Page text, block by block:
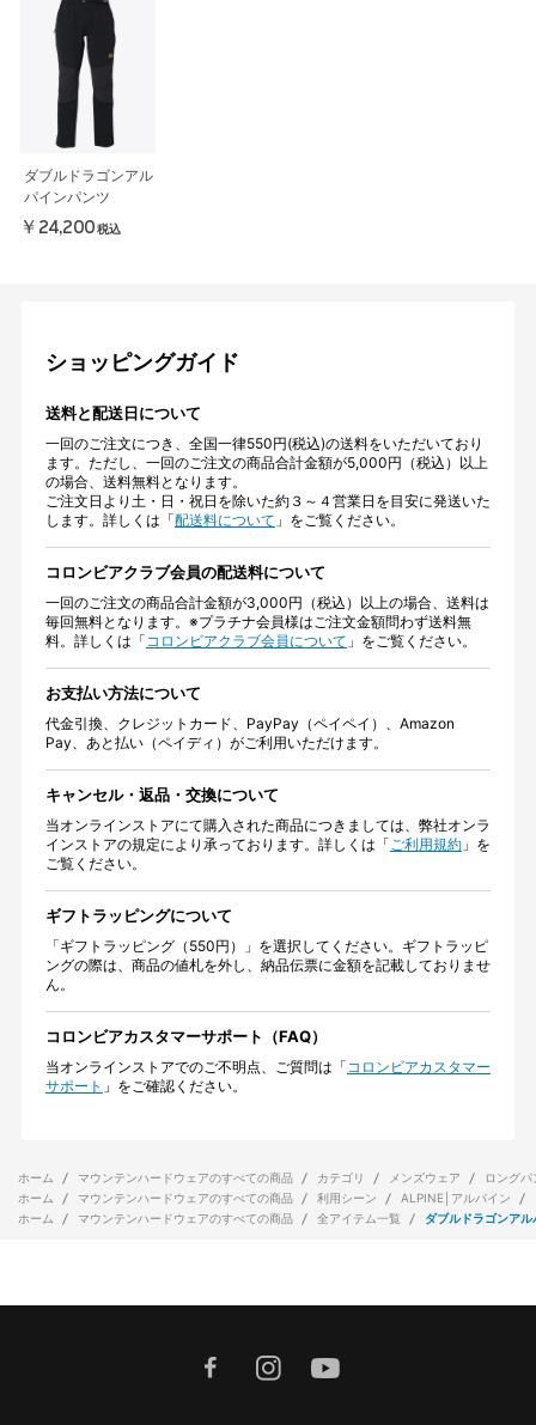
ダブルドラゴンアル
パインパンツ
￥24,200 税込
ショッピングガイド
送料と配送日について
一回のご注文につき、全国一律550円(税込)の送料をいただいており
ます。ただし、一回のご注文の商品合計金額が5,000円（税込）以上
の場合、送料無料となります。
ご注文日より土・日・祝日を除いた約３～４営業日を目安に発送いた
します。詳しくは「配送料について 」をご覧ください。
コロンビアクラブ会員の配送料について
一回のご注文の商品合計金額が3,000円（税込）以上の場合、送料は
毎回無料となります。※プラチナ会員様はご注文金額問わず送料無
料。詳しくは「コロンビアクラブ会員について 」をご覧ください。
お支払い方法について
代金引換、クレジットカード、PayPay（ペイペイ）、Amazon
Pay、あと払い（ペイディ）がご利用いただけます。
キャンセル・返品・交換について
当オンラインストアにて購入された商品につきましては、弊社オンラ
インストアの規定により承っております。詳しくは「ご利用規約」を
ご覧ください。
ギフトラッピングについて
「ギフトラッピング（550円）」を選択してください。ギフトラッピ
ングの際は、商品の値札を外し、納品伝票に金額を記載しておりませ
ん。
コロンビアカスタマーサポート（FAQ）
当オンラインストアでのご不明点、ご質問は「コロンビアカスタマー
サポート 」をご確認ください。
ホーム マウンテンハードウェアのすべての商品 カテゴリ メンズウェア
ロングパ
ホーム
マウンテンハードウェアのすべての商品 利用シーン ALPINE│アルパイン
ホーム
マウンテンハードウェアのすべての商品 全アイテム一覧 ダブルドラゴンア
facebookinstagram